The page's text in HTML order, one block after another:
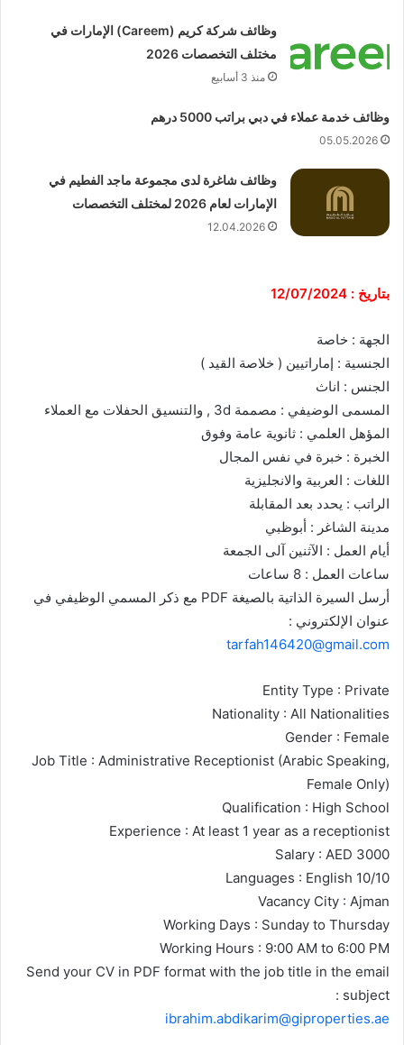
وظائف شركة كريم (Careem) الإمارات في
مختلف التخصصات 2026
منذ 3 أسابيع
وظائف خدمة عملاء في دبي براتب 5000 درهم
05.05.2026
وظائف شاغرة لدى مجموعة ماجد الفطيم في
الإمارات لعام 2026 لمختلف التخصصات
12.04.2026
بتاريخ : 12/07/2024
الجهة : خاصة
الجنسية : إماراتيين ( خلاصة القيد )
الجنس : اناث
المسمى الوضيفي : مصممة 3d , والتنسيق الحفلات مع العملاء
المؤهل العلمي : ثانوية عامة وفوق
الخبرة : خبرة في نفس المجال
اللغات : العربية والانجليزية
الراتب : يحدد بعد المقابلة
مدينة الشاغر : أبوظبي
أيام العمل : الآثنين آلى الجمعة
ساعات العمل : 8 ساعات
أرسل السيرة الذاتية بالصيغة PDF مع ذكر المسمي الوظيفي في
عنوان الإلكتروني :
tarfah146420@gmail.com
Entity Type : Private
Nationality : All Nationalities
Gender : Female
Job Title : Administrative Receptionist (Arabic Speaking,
Female Only)
Qualification : High School
Experience : At least 1 year as a receptionist
Salary : AED 3000
Languages : English 10/10
Vacancy City : Ajman
Working Days : Sunday to Thursday
Working Hours : 9:00 AM to 6:00 PM
Send your CV in PDF format with the job title in the email
subject :
ibrahim.abdikarim@giproperties.ae